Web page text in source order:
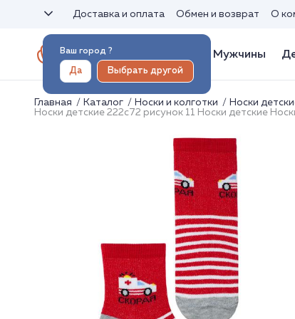
Ваш город ?
Да Выбрать другой
Доставка и оплата Обмен и возврат О
Мужчины
Главная Каталог Носки и колготки Носки
Носки детские 222с72 рисунок 11 Носки детские